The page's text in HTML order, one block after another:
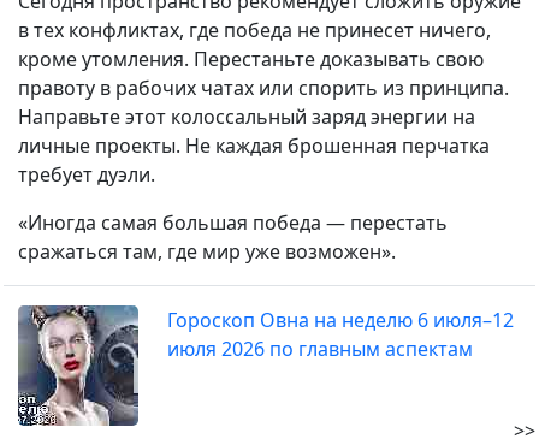
в тех конфликтах, где победа не принесет ничего,
кроме утомления. Перестаньте доказывать свою
правоту в рабочих чатах или спорить из принципа.
Направьте этот колоссальный заряд энергии на
личные проекты. Не каждая брошенная перчатка
требует дуэли.
«Иногда самая большая победа — перестать
сражаться там, где мир уже возможен».
Гороскоп Овна на неделю 6 июля–12
июля 2026 по главным аспектам
>>